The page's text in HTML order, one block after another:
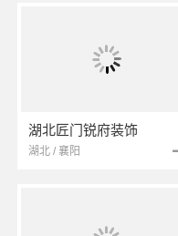
湖北匠门锐府装饰
湖北 / 襄阳